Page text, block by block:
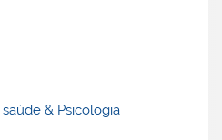
& Psicologia